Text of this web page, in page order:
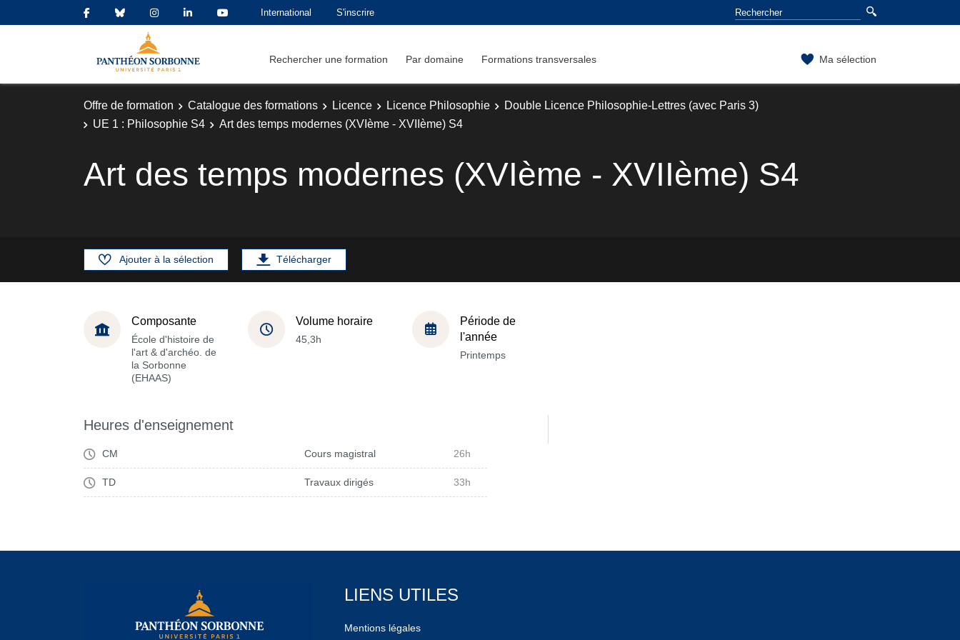
International S'inscrire
Rechercher une formation Par domaine Formations transversales Ma sélection
Offre de formation Catalogue des formations Licence Licence Philosophie
Double Licence Philosophie-Lettres (avec Paris 3)
UE 1 : Philosophie S4
Art des temps modernes (XVIème - XVIIème) S4
Art des temps modernes (XVIème - XVIIème) S4
Ajouter à la sélection Télécharger
Composante
École d'histoire de
l'art & d'archéo. de
la Sorbonne
(EHAAS)
Volume horaire
45,3h
Période de
l'année
Printemps
Heures d'enseignement
CM Cours magistral 26h
TD Travaux dirigés 33h
LIENS UTILES
Mentions légales